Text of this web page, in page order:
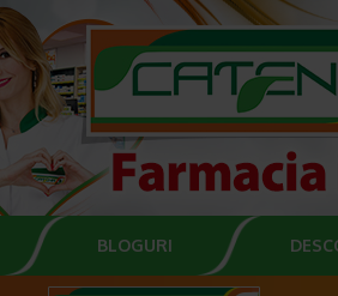
BLOGURI